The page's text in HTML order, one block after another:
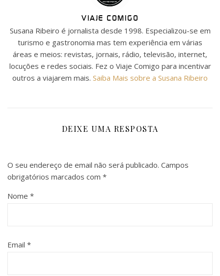
VIAJE COMIGO
Susana Ribeiro é jornalista desde 1998. Especializou-se em
turismo e gastronomia mas tem experiência em várias
áreas e meios: revistas, jornais, rádio, televisão, internet,
locuções e redes sociais. Fez o Viaje Comigo para incentivar
outros a viajarem mais. Saiba Mais sobre a Susana Ribeiro
DEIXE UMA RESPOSTA
O seu endereço de email não será publicado. Campos
obrigatórios marcados com *
Nome *
Email *